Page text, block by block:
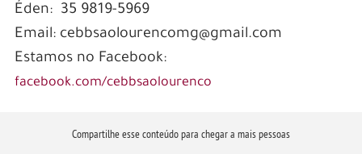
Éden: 35 9819-5969
Email: cebbsaolourencomg@gmail.com
Estamos no Facebook:
facebook.com/cebbsaolourenco
Compartilhe esse conteúdo para chegar a mais pessoas